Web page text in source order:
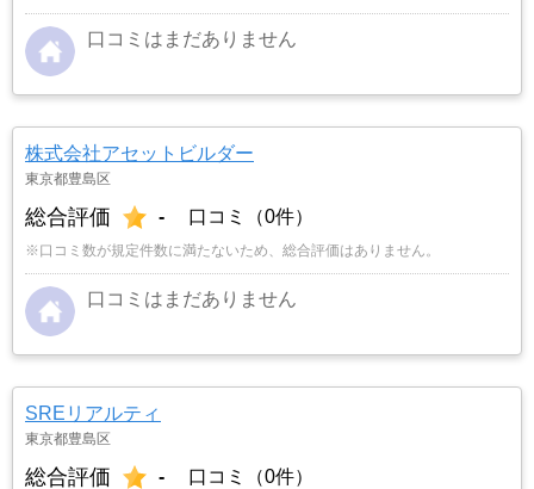
口コミはまだありません
株式会社アセットビルダー
東京都豊島区
総合評価 - 口コミ（0件）
※口コミ数が規定件数に満たないため、総合評価はありません。
口コミはまだありません
SREリアルティ
東京都豊島区
総合評価 - 口コミ（0件）